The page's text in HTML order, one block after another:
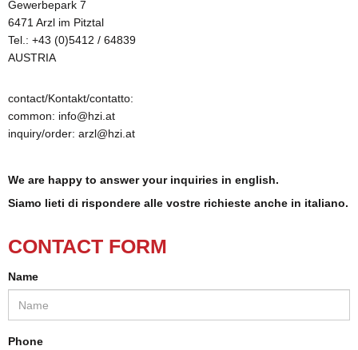
Gew­er­be­park 7
6471 Arzl im Pitztal
Tel.: +43 (0)5412 / 64839
AUS­TRIA
con­tact/Kon­takt/con­t­atto:
com­mon: info@​hzi.​at
in­quiry/order: arzl@​hzi.​at
We are happy to an­swer your in­quir­ies in eng­lish.
Siamo lieti di rispon­dere alle vostre richi­este anche in itali­ano.
CONTACT FORM
Name
Phone